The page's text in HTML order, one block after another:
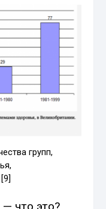
групп,
— что это?